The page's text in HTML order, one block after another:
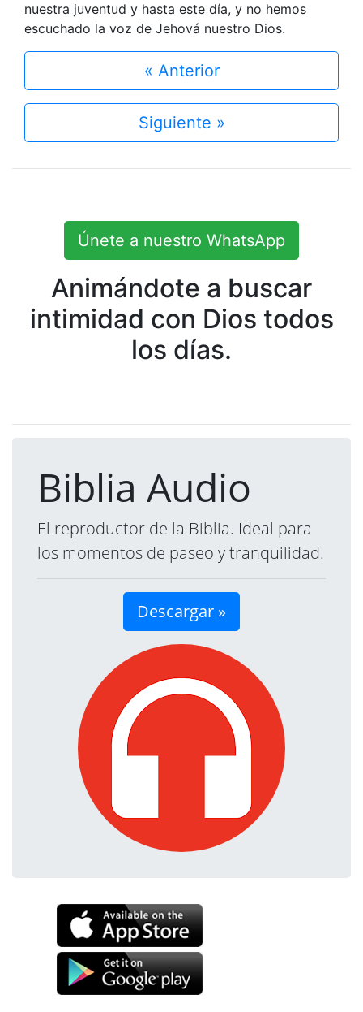
nuestra juventud y hasta este día, y no hemos
escuchado la voz de Jehová nuestro Dios.
« Anterior
Siguiente »
Únete a nuestro WhatsApp
Animándote a buscar
intimidad con Dios todos
los días.
Biblia Audio
El reproductor de la Biblia. Ideal para
los momentos de paseo y tranquilidad.
Descargar »